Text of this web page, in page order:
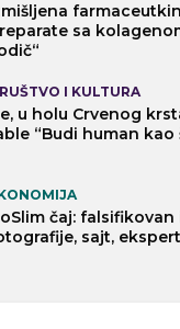
sa
I KULTURA
u holu Crvenog
“Budi human kao
čaj: falsifikovan
sajt,